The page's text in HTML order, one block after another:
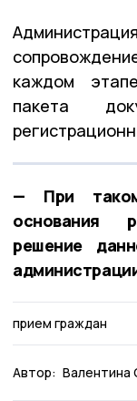
каждом
пакета
— При
основания
решение
прием граждан
Автор: Валентина